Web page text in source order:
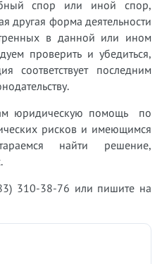
спор или иной спор,
другая форма деятельности
в данной или ином
проверить и убедиться,
соответствует последним
юридическую помощь по
рисков и имеющимся
найти решение,
310-38-76 или пишите на